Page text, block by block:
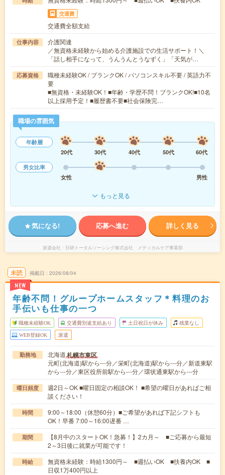
交通費
交通費全額支給
仕事内容
介護関連
／無資格未経験から始める介護施設での生活サポート！＼
「話し相手になって、うんうんとうなずく」「天気が…
応募資格
職種未経験OK / ブランクOK / パソコンスキル不要 / 英語力不
要
■無資格・未経験OK！■年齢・学歴不問！ブランクOK!■10名
以上採用予定！■履歴書不要■社会保険完…
職場の雰囲気
年齢層
20代
30代 40代 50代
60代
男女比率
女性
男性
もっと見る
気になる! 応募へ進む 詳しく見る
派遣会社 日研トータルソーシング株式会社 メディカルケア事業部
未読
NEW
掲載日 2026/08/04
年齢不問！グループホームスタッフ＊料理のお
手伝いも仕事の一つ
職種未経験OK 交通費別途支給あり 土日祝日が休み 残業なし
WEB登録OK 派遣
勤務地 北海道札幌市東区
元町(北海道)駅から---分／栄町(北海道)駅から---分／新道東駅
から---分／東区役所前駅から---分／環状通東駅から---分
曜日頻度
週2日～OK ■曜日固定の相談OK！ ■希望の曜日があればご相
談ください！
時間
9:00～18:00（休憩60分）■ご希望があれば下記シフトも
OK！早番 7:00～16:00遅番 …
期間
【8月中のスタートOK！急募！】2カ月～ ■ご応募から最短
2～3日後に就業が可能です！
時給
無資格未経験：時給1300円～ ■週払いOK ■扶養内OK ■
日収1万400円以上